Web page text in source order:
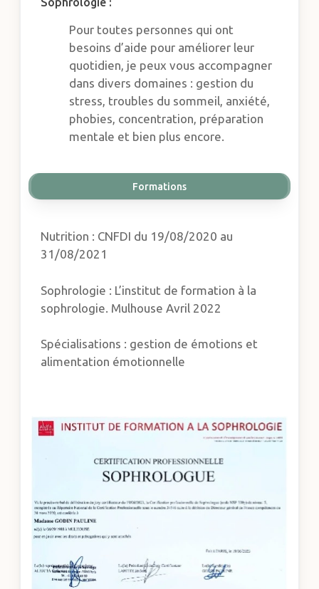
Pour toutes personnes qui ont
besoins d’aide pour améliorer leur
quotidien, je peux vous accompagner
dans divers domaines : gestion du
stress, troubles du sommeil, anxiété,
phobies, concentration, préparation
mentale et bien plus encore.
Formations
Nutrition : CNFDI du 19/08/2020 au
31/08/2021
Sophrologie : L’institut de formation à la
sophrologie. Mulhouse Avril 2022
Spécialisations : gestion de émotions et
alimentation émotionnelle